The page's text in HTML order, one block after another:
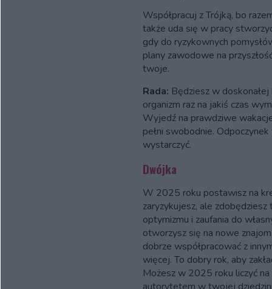
Współpracuj z Trójką, bo
także uda się w pracy
gdy do ryzykownych
plany zawodowe na
twoje.
Rada: Będziesz w
organizm raz na jakiś czas
Wyjedź na prawdziwe
pełni swobodnie.
wystarczyć.
Dwójka
W 2025 roku postawisz na
zaryzykujesz, ale zdobędziesz
optymizmu i zaufania do
otworzysz się na nowe
dobrze współpracować z
więcej. To dobry rok, aby
Możesz w 2025 roku liczyć